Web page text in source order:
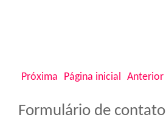
Próxima Anterior
Página inicial
Formulário de contato